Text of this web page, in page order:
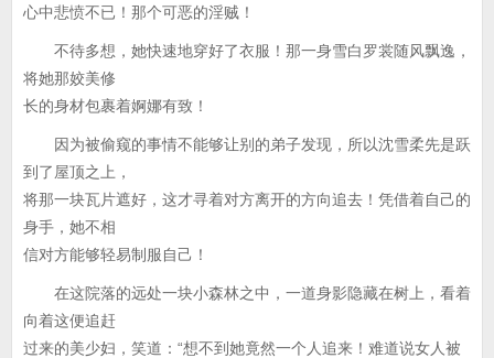
心中悲愤不已！那个可恶的淫贼！
不待多想，她快速地穿好了衣服！那一身雪白罗裳随风飘逸，
将她那姣美修
长的身材包裹着婀娜有致！
因为被偷窥的事情不能够让别的弟子发现，所以沈雪柔先是跃
到了屋顶之上，
将那一块瓦片遮好，这才寻着对方离开的方向追去！凭借着自己的
身手，她不相
信对方能够轻易制服自己！
在这院落的远处一块小森林之中，一道身影隐藏在树上，看着
向着这便追赶
过来的美少妇，笑道：“想不到她竟然一个人追来！难道说女人被